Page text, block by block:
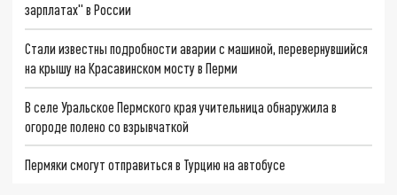
зарплатах" в России
Стали известны подробности аварии с машиной, перевернувшийся
на крышу на Красавинском мосту в Перми
В селе Уральское Пермского края учительница обнаружила в
огороде полено со взрывчаткой
Пермяки смогут отправиться в Турцию на автобусе